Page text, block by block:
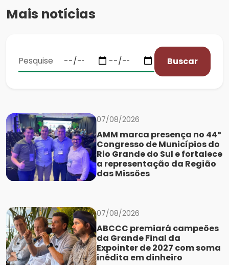
Mais notícias
Buscar
07/08/2026
AMM marca presença no 44º
Congresso de Municípios do
Rio Grande do Sul e fortalece
a representação da Região
das Missões
07/08/2026
ABCCC premiará campeões
da Grande Final da
Expointer de 2027 com soma
inédita em dinheiro